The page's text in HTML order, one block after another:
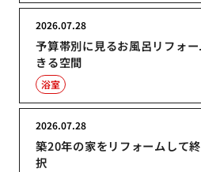
予算帯別に見るお風呂リフォ
きる空間
2026.07.28
浴室
築20年の家をリフォームして
択
2026.07.28